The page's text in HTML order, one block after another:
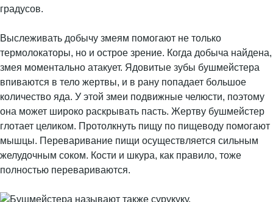
градусов.
Выслеживать добычу змеям помогают не только
термолокаторы, но и острое зрение. Когда добыча найдена,
змея моментально атакует. Ядовитые зубы бушмейстера
впиваются в тело жертвы, и в рану попадает большое
количество яда. У этой змеи подвижные челюсти, поэтому
она может широко раскрывать пасть. Жертву бушмейстер
глотает целиком. Протолкнуть пищу по пищеводу помогают
мышцы. Переваривание пищи осуществляется сильным
желудочным соком. Кости и шкура, как правило, тоже
полностью перевариваются.